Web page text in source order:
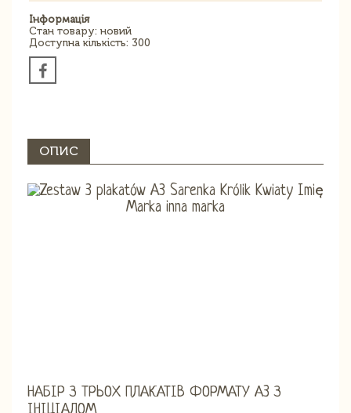
Інформація
Стан товару: новий
Доступна кількість: 300
ОПИС
НАБІР З ТРЬОХ ПЛАКАТІВ ФОРМАТУ А3 З